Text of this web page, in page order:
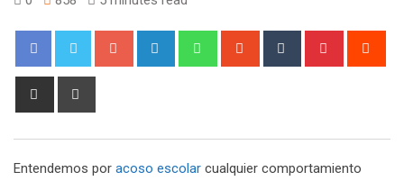
Google+ LinkedIn WhatsappStumbleUpon
Tumblr Pinterest
Share
Entendemos por acoso escolar cualquier comportamiento